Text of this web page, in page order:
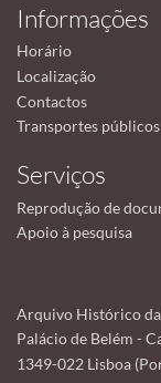
Informações
Horário
Localização
Contactos
Transportes públicos
Serviços
Reprodução de
Apoio à pesquisa
Arquivo Histórico
Palácio de Belém -
1349-022 Lisboa